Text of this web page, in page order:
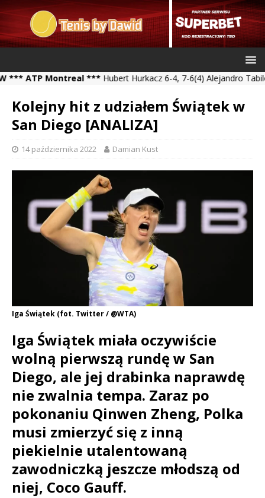
Montreal ***Hubert Hurkacz 6-4, 7-6(4) Alejandro Tabilo ***
Kolejny hit z udziałem Świątek w
San Diego [ANALIZA]
14 października 2022 Damian Kust
Iga Świątek (fot. Twitter / @WTA)
Iga Świątek miała oczywiście
wolną pierwszą rundę w San
Diego, ale jej drabinka naprawdę
nie zwalnia tempa. Zaraz po
pokonaniu Qinwen Zheng, Polka
musi zmierzyć się z inną
piekielnie utalentowaną
zawodniczką jeszcze młodszą od
niej, Coco Gauff.